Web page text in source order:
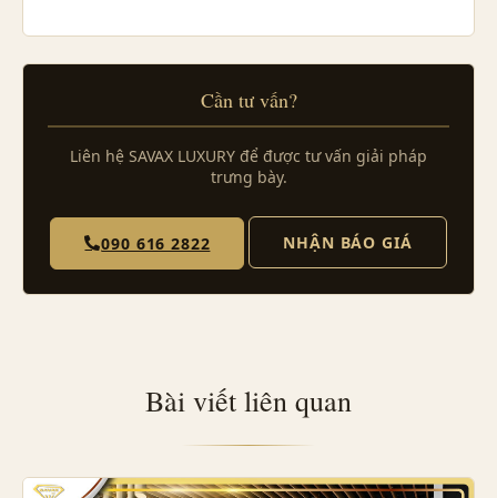
Cần tư vấn?
Liên hệ SAVAX LUXURY để được tư vấn giải pháp
trưng bày.
090 616 2822 NHẬN BÁO GIÁ
Bài viết liên quan